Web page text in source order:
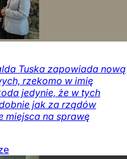
Tuska zapowiada nową
rzekomo w imię
jedynie, że w tych
jak za rządów
miejsca na sprawę